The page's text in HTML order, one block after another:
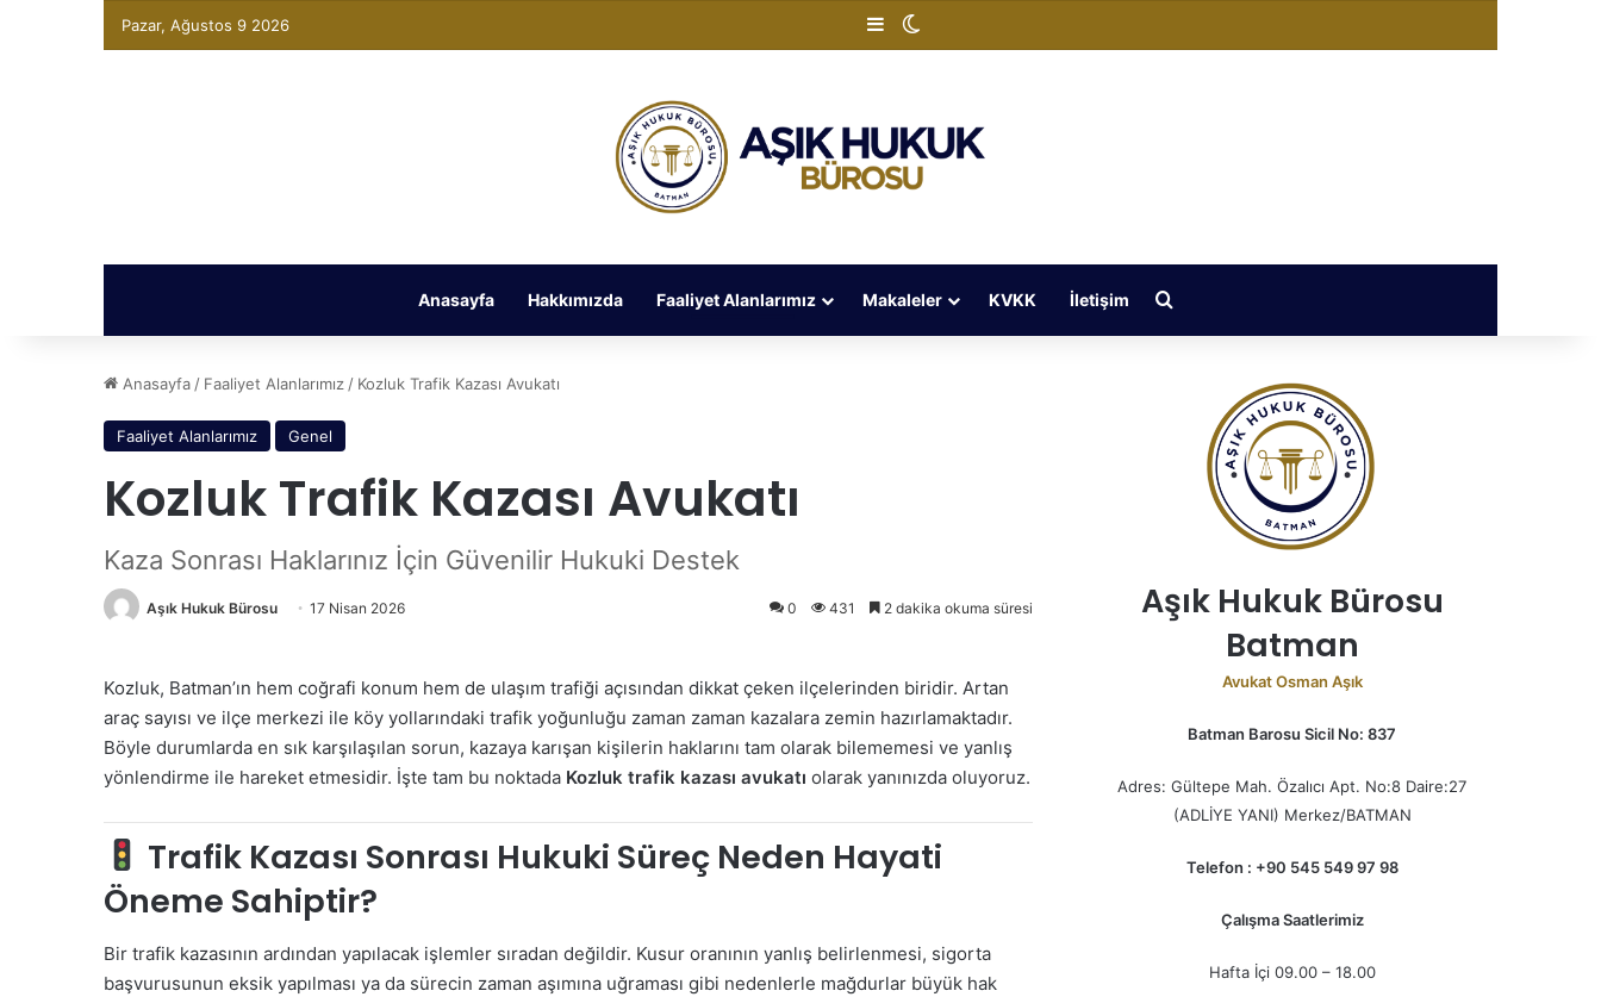
Pazar, Ağustos 9 2026 Kenar Bölmesi
Anasayfa Hakkımızda Faaliyet Alanlarımız Makaleler KVKK İletişim
Anasayfa / Faaliyet Alanlarımız / Kozluk Trafik Kazası Avukatı
Faaliyet Alanlarımız Genel
Kozluk Trafik Kazası Avukatı
Kaza Sonrası Haklarınız İçin Güvenilir Hukuki Destek
Aşık Hukuk Bürosu 17 Nisan 2026 0 431 2 dakika okuma süresi
Kozluk, Batman’ın hem coğrafi konum hem de ulaşım trafiği açısından dikkat çeken ilçelerinden biridir. Artan
araç sayısı ve ilçe merkezi ile köy yollarındaki trafik yoğunluğu zaman zaman kazalara zemin hazırlamaktadır.
Böyle durumlarda en sık karşılaşılan sorun, kazaya karışan kişilerin haklarını tam olarak bilememesi ve yanlış
yönlendirme ile hareket etmesidir. İşte tam bu noktada Kozluk trafik kazası avukatı olarak yanınızda oluyoruz.
Trafik Kazası Sonrası Hukuki Süreç Neden Hayati
Öneme Sahiptir?
Bir trafik kazasının ardından yapılacak işlemler sıradan değildir. Kusur oranının yanlış belirlenmesi, sigorta
başvurusunun eksik yapılması ya da sürecin zaman aşımına uğraması gibi nedenlerle mağdurlar büyük hak
Aşık Hukuk Bürosu
Batman
Avukat Osman Aşık
Batman Barosu Sicil No: 837
Adres: Gültepe Mah. Özalıcı Apt. No:8 Daire:27
(ADLİYE YANI) Merkez/BATMAN
Telefon : +90 545 549 97 98
Çalışma Saatlerimiz
Hafta İçi 09.00 – 18.00